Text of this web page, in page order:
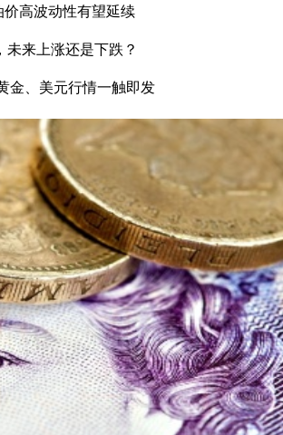
高波动性有望延续
来上涨还是下跌？
金、美元行情一触即发